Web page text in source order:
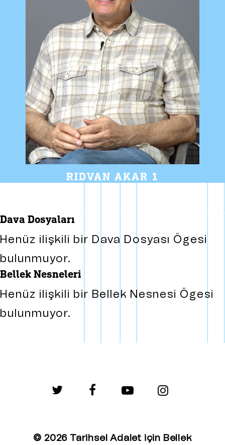
RIDVAN AKAR 1
dava dosyaları
Henüz ilişkili bir Dava Dosyası Ögesi
bulunmuyor.
bellek nesneleri
Henüz ilişkili bir Bellek Nesnesi Ögesi
bulunmuyor.
facebook
© 2026 Tarihsel Adalet için Bellek